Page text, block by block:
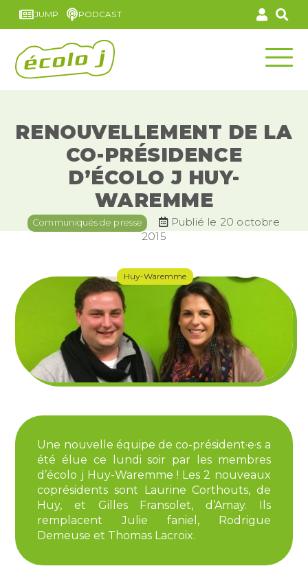
JUMP PODCAST
RENOUVELLEMENT DE LA
CO-PRÉSIDENCE
D’ÉCOLO J HUY-
WAREMME
Communiqués de presse
Publié le 20 octobre
2015
Huy-Waremme
Une nouvelle équipe de co-président·e·s a
été élue ce lundi soir par les membres
d’écolo j Huy-Waremme ! Les 2 nouveaux
coprésidents sont Laurine Corthouts, de
Huy, et Gilles Fransolet, d’Amay. Ils
remplacent Julie faniel, Rodrigue
Demeuse et Thomas Lacroix.